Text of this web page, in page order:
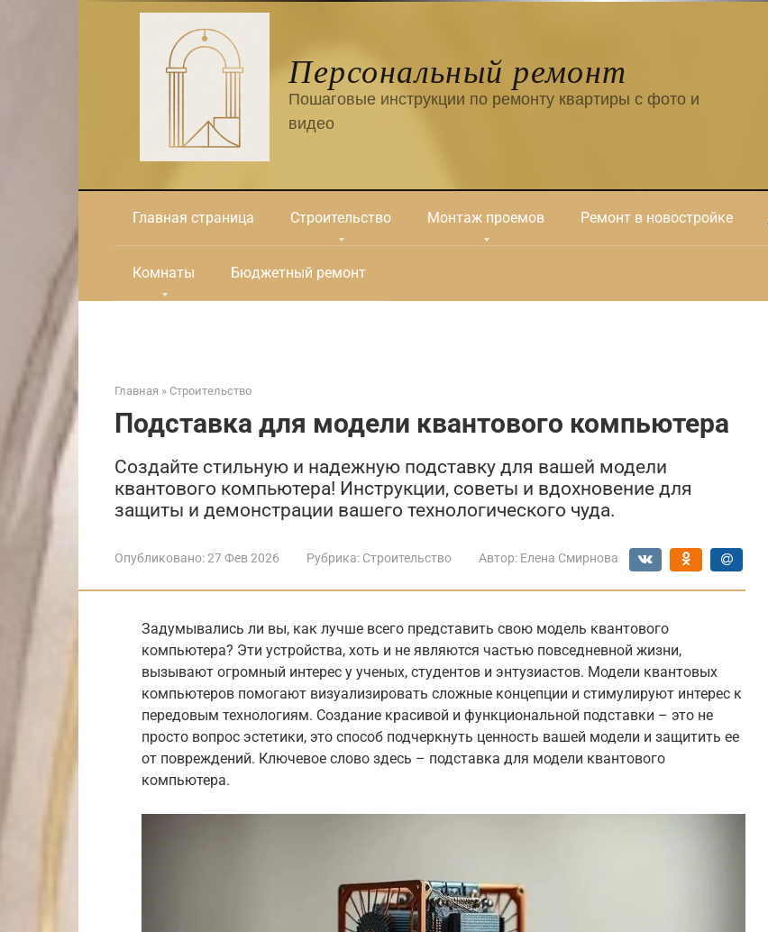
Персональный ремонт
Пошаговые инструкции по ремонту квартиры с фото и
видео
Главная страница Строительство Монтаж проемов Ремонт в новостройке
Комнаты Бюджетный ремонт
Главная » Строительство
Подставка для модели квантового компьютера
Создайте стильную и надежную подставку для вашей модели
квантового компьютера! Инструкции, советы и вдохновение для
защиты и демонстрации вашего технологического чуда.
Опубликовано:27 Фев 2026 Рубрика: Строительство Автор: Елена Смирнова
Задумывались ли вы, как лучше всего представить свою модель квантового
компьютера? Эти устройства, хоть и не являются частью повседневной жизни,
вызывают огромный интерес у ученых, студентов и энтузиастов. Модели квантовых
компьютеров помогают визуализировать сложные концепции и стимулируют интерес к
передовым технологиям. Создание красивой и функциональной подставки – это не
просто вопрос эстетики, это способ подчеркнуть ценность вашей модели и защитить ее
от повреждений. Ключевое слово здесь – подставка для модели квантового
компьютера.